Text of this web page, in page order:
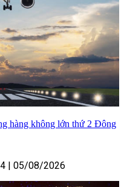
hàng không lớn thứ 2 Đông
| 05/08/2026